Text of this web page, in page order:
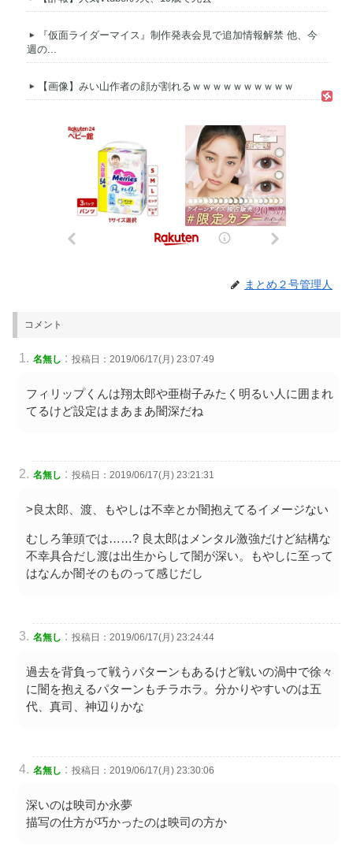
『仮面ライダーマイス』制作発表会見で追加情報解禁 他、今
週の...
【画像】みい山作者の顔が割れるｗｗｗｗｗｗｗｗｗｗ
まとめ２号管理人
コメント
名無し : 投稿日：2019/06/17(月) 23:07:49
フィリップくんは翔太郎や亜樹子みたく明るい人に囲まれ
てるけど設定はまあまあ闇深だね
名無し : 投稿日：2019/06/17(月) 23:21:31
>良太郎、渡、もやしは不幸とか闇抱えてるイメージない
むしろ筆頭では……? 良太郎はメンタル激強だけど結構な
不幸具合だし渡は出生からして闇が深い。もやしに至って
はなんか闇そのものって感じだし
名無し : 投稿日：2019/06/17(月) 23:24:44
過去を背負って戦うパターンもあるけど戦いの渦中で徐々
に闇を抱えるパターンもチラホラ。分かりやすいのは五
代、真司、神辺りかな
名無し : 投稿日：2019/06/17(月) 23:30:06
深いのは映司か永夢
描写の仕方が巧かったのは映司の方か